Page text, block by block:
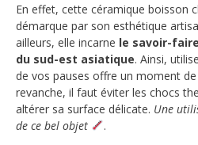
En effet, cette céramique boisson
démarque par son esthétique
ailleurs, elle incarne le savoir-
du sud-est asiatique. Ainsi,
de vos pauses offre un moment
revanche, il faut éviter les chocs
altérer sa surface délicate. Une
de ce bel objet
.